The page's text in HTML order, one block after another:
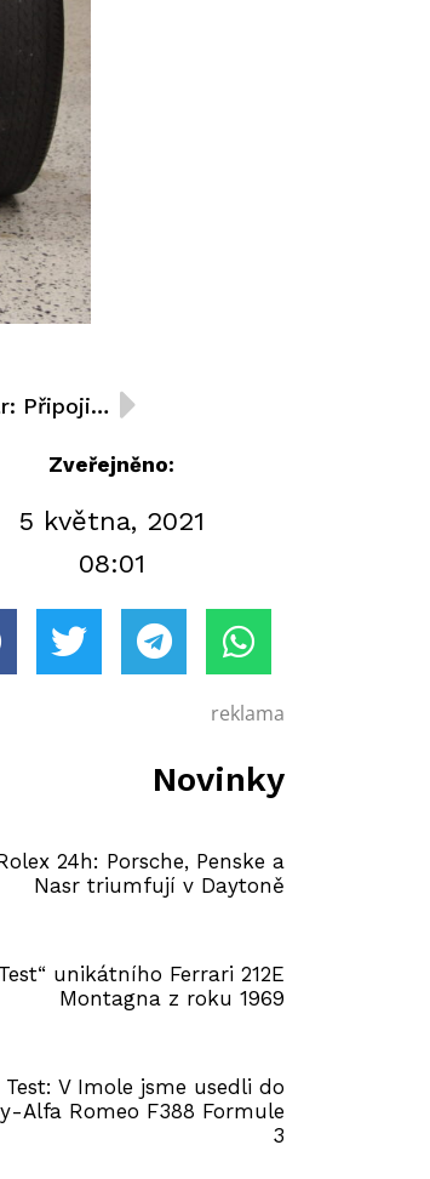
Aliyyah Koloc se připravuje na Dakar: Připojila se k ambasadorskému programu AVL Racing
Zveřejněno:
5 května, 2021
08:01
reklama
Novinky
24h: Porsche, Penske a
Nasr triumfují v Daytoně
unikátního Ferrari 212E
Montagna z roku 1969
Test: V Imole jsme usedli do
Alfa Romeo F388 Formule
3